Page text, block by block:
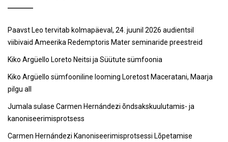
Paavst Leo tervitab kolmapäeval, 24. juunil 2026 audientsil
viibivaid Ameerika Redemptoris Mater seminaride preestreid
Kiko Argüello Loreto Neitsi ja Süütute sümfoonia
Kiko Argüello sümfooniline looming Loretost Maceratani, Maarja
pilgu all
Jumala sulase Carmen Hernándezi õndsakskuulutamis- ja
kanoniseerimisprotsess
Carmen Hernándezi Kanoniseerimisprotsessi Lõpetamise